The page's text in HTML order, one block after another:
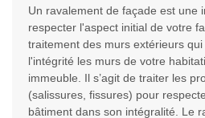
Un ravalement de façade est une
respecter l'aspect initial de votre
traitement des murs extérieurs
l'intégrité les murs de votre
immeuble. Il s’agit de traiter les
(salissures, fissures) pour
bâtiment dans son intégralité. Le